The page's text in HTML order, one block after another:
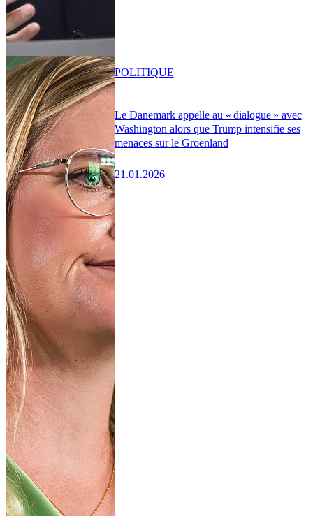
Le Danemark appelle au « dialogue » avec
Washington alors que Trump intensifie ses
menaces sur le Groenland
21.01.2026
POLITIQUE